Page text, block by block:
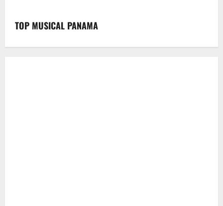
TOP MUSICAL PANAMA